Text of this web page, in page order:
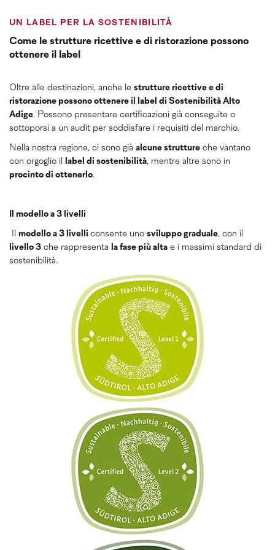
unaproduzione alimentare locale
UN LABEL PER LA SOSTENIBILITÀ
Come le strutture ricettive e di ristorazione possono
ottenere il label
Oltre alle destinazioni, anche le strutture ricettive e di
ristorazione possono ottenere il label di Sostenibilità Alto
Adige. Possono presentare certificazioni già conseguite o
sottoporsi a un audit per soddisfare i requisiti del marchio.
Nella nostra regione, ci sono già alcune strutture che vantano
con orgoglio il label di sostenibilità, mentre altre sono in
procinto di ottenerlo.
Il modello a 3 livelli
Il modello a 3 livelli consente uno sviluppo graduale, con il
livello 3 che rappresenta la fase più alta e i massimi standard di
sostenibilità.